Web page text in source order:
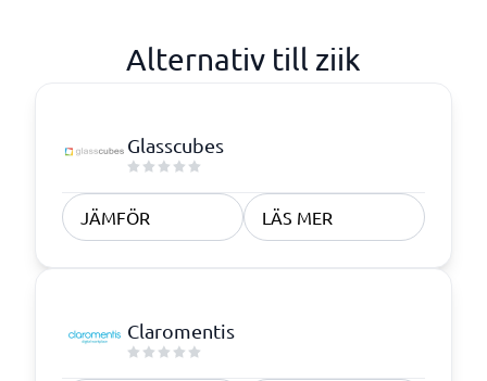
Alternativ till ziik
Glasscubes
JÄMFÖR LÄS MER
Claromentis